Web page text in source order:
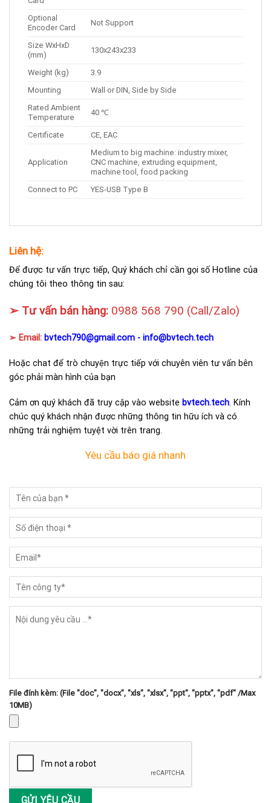
Optional
Encoder Card
Not Support
Size WxHxD
(mm)
130x243x233
Weight (kg)
3.9
Mounting
Wall or DIN, Side by Side
Rated Ambient
Temperature
40 ℃
Certificate CE, EAC
Application
Medium to big machine: industry mixer,
CNC machine, extruding equipment,
machine tool, food packing
Connect to PC
YES-USB Type B
Liên hệ:
Để được tư vấn trực tiếp, Quý khách chỉ cần gọi số Hotline của
chúng tôi theo thông tin sau:
➢ Tư vấn bán hàng: 0988 568 790 (Call/Zalo)
➢ Email: bvtech790@gmail.com - info@bvtech.tech
Hoặc chat để trò chuyện trực tiếp với chuyên viên tư vấn bên
góc phải màn hình của bạn
Cảm ơn quý khách đã truy cập vào website bvtech.tech. Kính
chúc quý khách nhận được những thông tin hữu ích và có
những trải nghiệm tuyệt vời trên trang.
Yêu cầu báo giá nhanh
File đính kèm: (File "doc", "docx", "xls", "xlsx", "ppt", "pptx", "pdf" /Max
10MB)